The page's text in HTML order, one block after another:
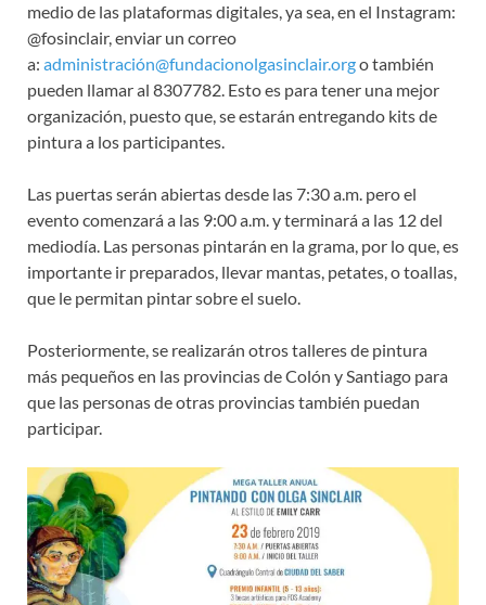
medio de las plataformas digitales, ya sea, en el Instagram:
@fosinclair, enviar un correo
a: administración@fundacionolgasinclair.orgo también
pueden llamar al 8307782. Esto es para tener una mejor
organización, puesto que, se estarán entregando kits de
pintura a los participantes.
Las puertas serán abiertas desde las 7:30 a.m. pero el
evento comenzará a las 9:00 a.m. y terminará a las 12 del
mediodía. Las personas pintarán en la grama, por lo que, es
importante ir preparados, llevar mantas, petates, o toallas,
que le permitan pintar sobre el suelo.
Posteriormente, se realizarán otros talleres de pintura
más pequeños en las provincias de Colón y Santiago para
que las personas de otras provincias también puedan
participar.